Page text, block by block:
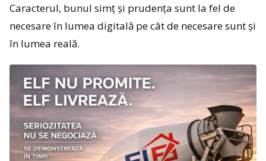
Caracterul, bunul simț și prudența sunt la fel de
necesare în lumea digitală pe cât de necesare sunt și
în lumea reală.